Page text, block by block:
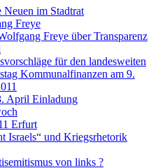
Neuen im Stadtrat
Freye
Freye über Transparenz
für den landesweiten
Kommunalfinanzen am 9.
April Einladung
Erfurt
Israels“ und Kriegsrhetorik
von links ?